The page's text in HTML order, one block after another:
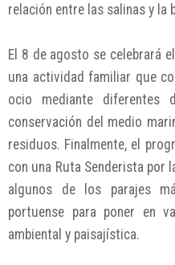
relación entre las salinas y la
El 8 de agosto se celebrará
una actividad familiar que
ocio mediante diferentes
conservación del medio
residuos. Finalmente, el
con una Ruta Senderista por
algunos de los parajes
portuense para poner en
ambiental y paisajística.